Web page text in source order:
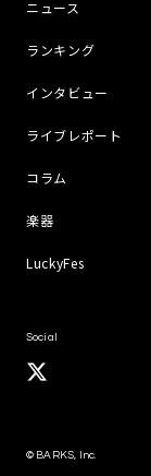
ニュース
ランキング
インタビュー
ライブレポート
コラム
楽器
LuckyFes
Social
© BARKS, Inc.